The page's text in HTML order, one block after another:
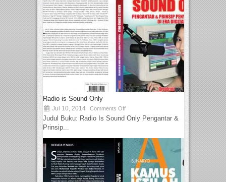
Radio is Sound Only
Jul 10, 2014 Comments Off
Judul Buku: Radio Is Sound Only Pengantar &
Prinsip...